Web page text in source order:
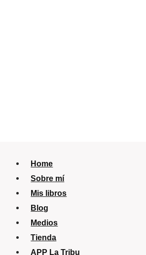
Home
Sobre mí
Mis libros
Blog
Medios
Tienda
APP La Tribu